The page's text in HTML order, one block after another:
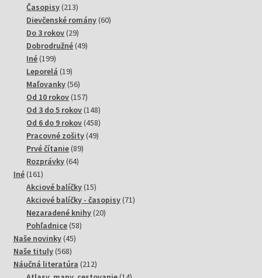
Časopisy 213213
produktov
Dievčenské romány 6060
Do 3 rokov 2929
produktov
Dobrodružné 4949
Iné 199199
produktov
Leporelá 1919
produktov
Maľovanky 5656
produktov
Od 10 rokov 157157
produktov
Od 3 do 5 rokov 148148
produktov
Od 6 do 9 rokov 458458
produktov
Pracovné zošity 4949
Prvé čítanie 8989
Rozprávky 6464
Iné 161161
produktov
Akciové balíčky 1515
produktov
Akciové balíčky - časopisy 7171
Nezaradené knihy 2020
Pohľadnice 5858
Naše novinky 4545
Naše tituly 568568
produktov
Náučná literatúra 212212